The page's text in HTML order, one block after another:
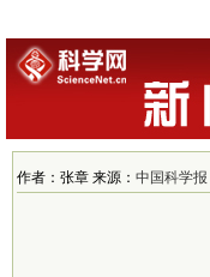
作者：张章 来源： 中国科学报